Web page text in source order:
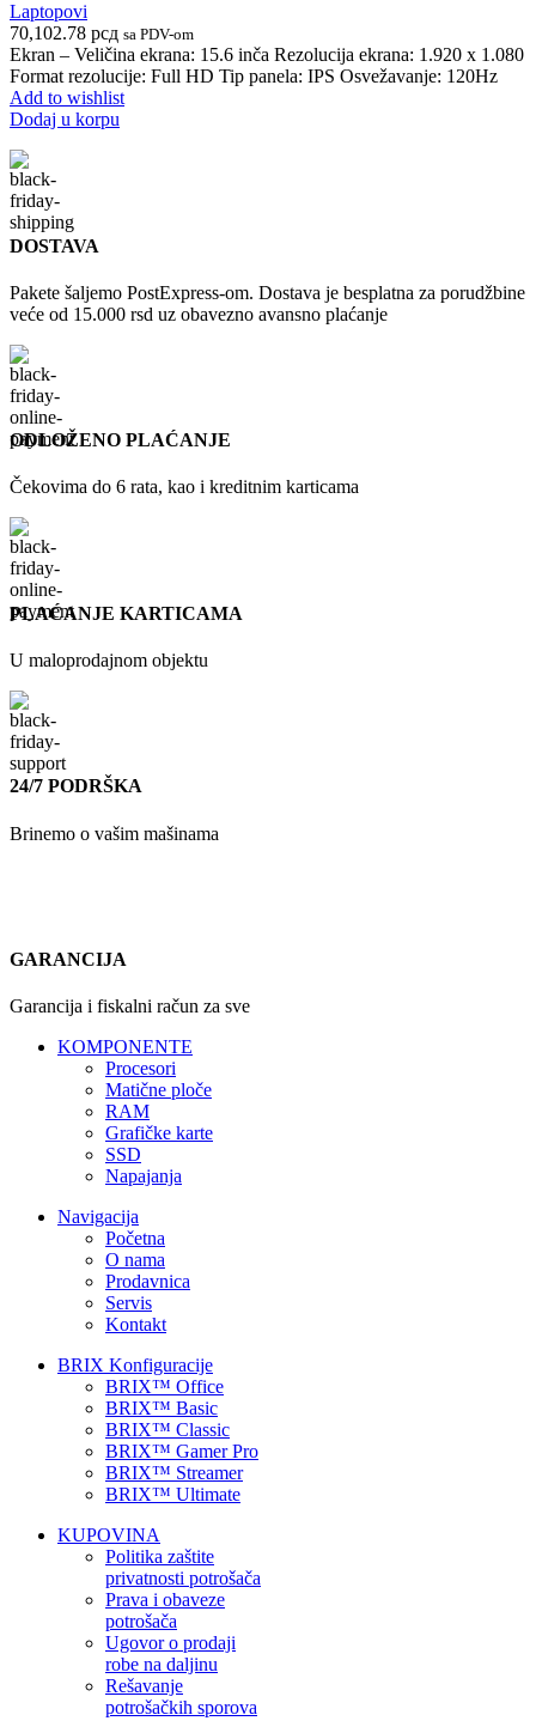
Laptopovi
70,102.78 рсд sa PDV-om
Ekran – Veličina ekrana: 15.6 inča Rezolucija ekrana: 1.920 x 1.080
Format rezolucije: Full HD Tip panela: IPS Osvežavanje: 120Hz
Add to wishlist
Dodaj u korpu
DOSTAVA
Pakete šaljemo PostExpress-om. Dostava je besplatna za porudžbine
veće od 15.000 rsd uz obavezno avansno plaćanje
ODLOŽENO PLAĆANJE
Čekovima do 6 rata, kao i kreditnim karticama
PLAĆANJE KARTICAMA
U maloprodajnom objektu
24/7 PODRŠKA
Brinemo o vašim mašinama
GARANCIJA
Garancija i fiskalni račun za sve
KOMPONENTE
Procesori
Matične ploče
RAM
Grafičke karte
SSD
Napajanja
Navigacija
Početna
O nama
Prodavnica
Servis
Kontakt
BRIX Konfiguracije
BRIX™ Office
BRIX™ Basic
BRIX™ Classic
BRIX™ Gamer Pro
BRIX™ Streamer
BRIX™ Ultimate
KUPOVINA
Politika zaštite
privatnosti potrošača
Prava i obaveze
potrošača
Ugovor o prodaji
robe na daljinu
Rešavanje
potrošačkih sporova